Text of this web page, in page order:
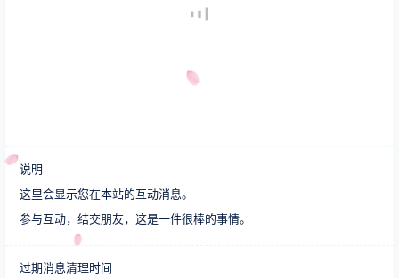
说明
这里会显示您在本站的互动消息。
参与互动，结交朋友，这是一件很棒的事情。
过期消息清理时间